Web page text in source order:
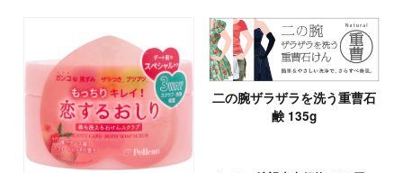
二の腕ザラザラを洗う重曹石
鹸 135g